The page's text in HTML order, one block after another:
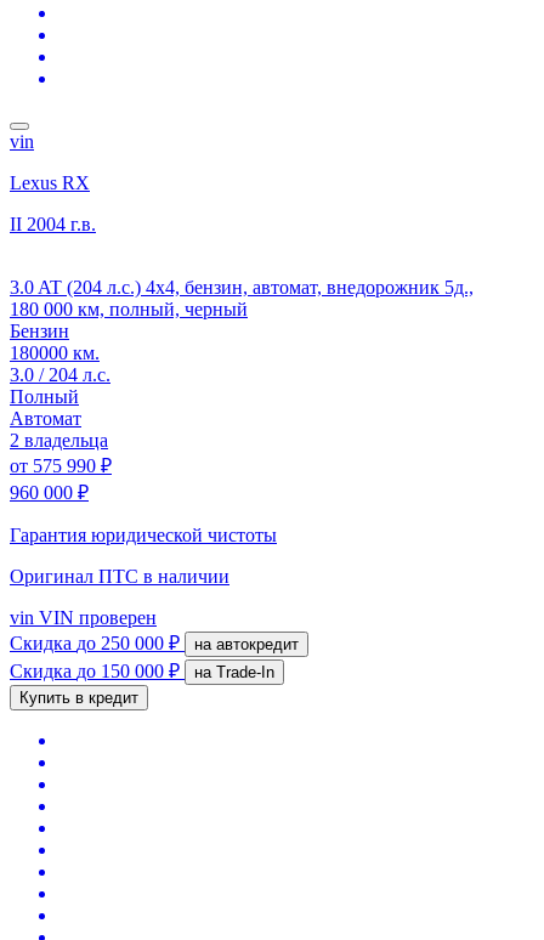
vin
Lexus RX
II 2004 г.в.
3.0 AT (204 л.с.) 4x4, бензин, автомат, внедорожник 5д.,
180 000 км, полный, черный
Бензин
180000 км.
3.0 / 204 л.с.
Полный
Автомат
2 владельца
от 575 990 ₽
960 000 ₽
Гарантия юридической чистоты
Оригинал ПТС в наличии
vin VIN проверен
Скидка до 250 000 ₽ на автокредит
Скидка до 150 000 ₽
на Trade-In
Купить в кредит